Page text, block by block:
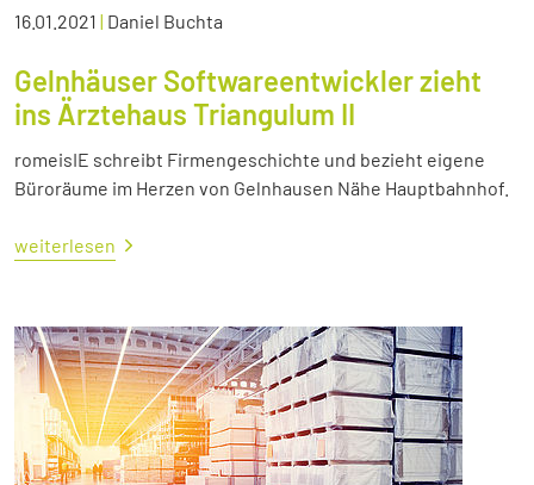
16.01.2021 | Daniel Buchta
Gelnhäuser Softwareentwickler zieht
ins Ärztehaus Triangulum II
romeisIE schreibt Firmengeschichte und bezieht eigene
Büroräume im Herzen von Gelnhausen Nähe Hauptbahnhof.
weiterlesen